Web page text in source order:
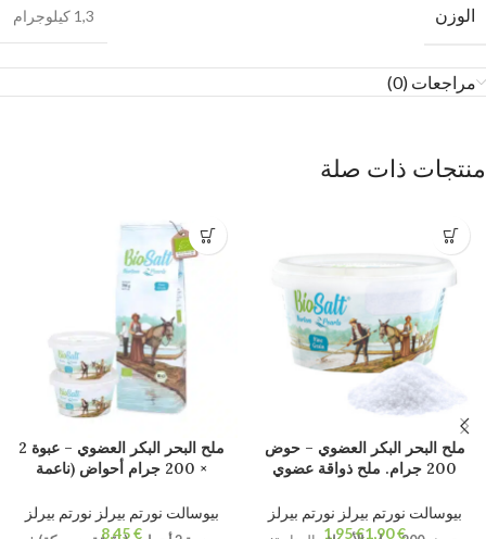
الوزن
1,3 كيلوجرام
مراجعات (0)
منتجات ذات صلة
ملح البحر البكر العضوي – حوض
200 جرام. ملح ذواقة عضوي
خالية من المواد المضافة.
بيوسالت نورتم بيرلز نورتم بيرلز
€
€
ملح البحر البكر العضوي – عبوة 2
× 200 جرام أحواض (ناعمة
ملح ذواقة عضوي طبيعي 100٪
عضوي. غير مكرر. خالية من
بيوسالت نورتم بيرلز نورتم بيرلز
€